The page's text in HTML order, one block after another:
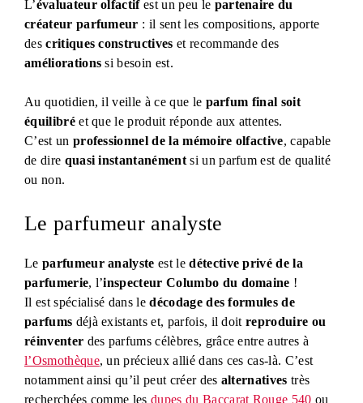
L’évaluateur olfactifest un peu le partenaire du
créateur parfumeur : il sent les compositions, apporte
descritiques constructives et recommande des
améliorations si besoin est.
Au quotidien, il veille à ce que le parfum final soit
équilibréet que le produit réponde aux attentes.
C’est un professionnel de la mémoire olfactive, capable
de dire quasi instantanémentsi un parfum est de qualité
ou non.
Le parfumeur analyste
Le parfumeur analyste est ledétective privé de la
parfumerie, l’inspecteur Columbo du domaine !
Il est spécialisé dans ledécodage des formules de
parfums déjà existants et, parfois, il doitreproduire ou
réinventer des parfums célèbres, grâce entre autres à
l’Osmothèque, un précieux allié dans ces cas-là. C’est
notamment ainsi qu’il peut créer des alternatives très
recherchées comme lesdupes du Baccarat Rouge 540 ou